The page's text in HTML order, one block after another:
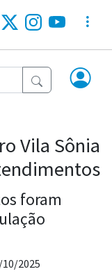
Vila Sônia
foram
10/2025